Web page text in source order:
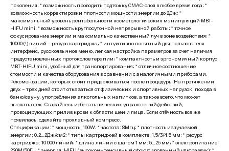
поколения; * возможность проводить подтяжку СМАС-слоя в любое время года; *
возможность корректировки плотности мощности энергии до 2Дж; *
максимальный уровень рентабельности косметологических манипуляций MBT-
HIFU mini; * возможность круглосуточной непрерывной работы; * точное
фокусирование энергии и максимально качественный луч в зоне воздействия; *
10000 (!) линий – ресурс картриджа; * интуитивно понятный для пользователя
интерфейс, русскоязычное меню, легкая настройка параметров за счет наличия
предустановленных протоколов терапии; * компактность и эргономичный корпус
MBT-HIFU mini, удобный для транспортирования; * отличное соотношение
стоимости и качества оборудования в сравнении с аналогичными приборами.
Рекомендации, которых стоит придерживаться после процедуры На протяжении
двух – трех дней стоит отказаться от физических и спортивных нагрузок, похода в
баню/сауну, употребления алкогольных напитков, а также всего, что может
вызвать отёк. Старайтесь избегать всяческих упражнений/действий,
провоцирующих прилив крови к области шеи и лица. Если отёчность все же
появилась, сделайте прохладный компресс.
Спецификации: * мощность: 160W; * частота: 8Мгц; * плотность излучаемой
энергии: 0.2…2Дж/см2; * типы картриджей в комплекте: 1.5/3/4.5 мм; * ресурс
картриджа: 10 000 линий; * длина линии с шагом 1 мм: 5…25 мм; * электропитание: